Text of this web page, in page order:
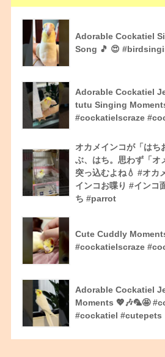
Adorable Cockatiel
Song 🎵 😍
Adorable Cockatiel
tutu Singing
#cockatielscraze
オカメインコが「はち
ぶ、はち。思わず「オ
突っ込むよね💧 #オ
インコお喋り #インコ
ち #parrot
Cute Cuddly
#cockatielscraze
Adorable Cockatiel
Moments 💖🎶🦜🤩
#cockatiel #cutepets